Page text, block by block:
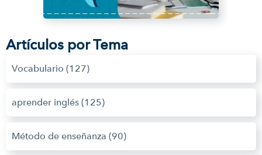
Artículos por Tema
Vocabulario (127)
aprender inglés (125)
Método de enseñanza (90)